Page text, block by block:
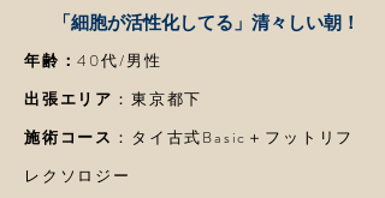
​「細胞が活性化してる」清々しい朝！
​年齢：40代/男性
​出張エリア ：東京都下
​施術コース ：タイ古式Basic＋フットリフ
レクソロジー